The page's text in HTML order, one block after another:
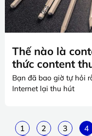
Thế nào là
thức content
Bạn đã bao giờ tự hỏi
Internet lại thu hút
1 2 3 4